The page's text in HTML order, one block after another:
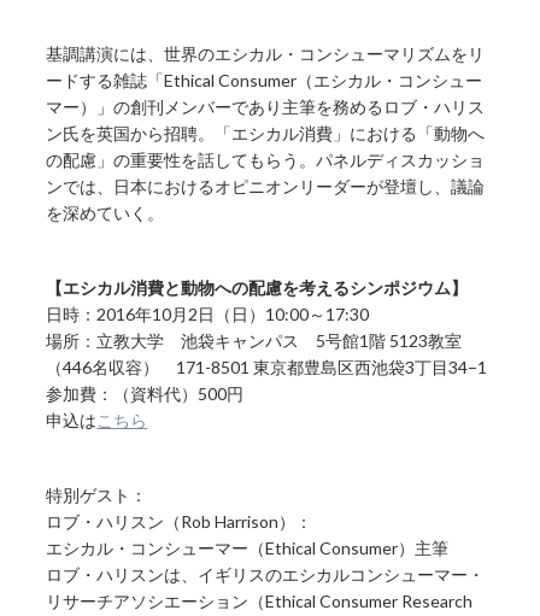
基調講演には、世界のエシカル・コンシューマリズムをリ
ードする雑誌「Ethical Consumer（エシカル・コンシュー
マー）」の創刊メンバーであり主筆を務めるロブ・ハリス
ン氏を英国から招聘。「エシカル消費」における「動物へ
の配慮」の重要性を話してもらう。パネルディスカッショ
ンでは、日本におけるオピニオンリーダーが登壇し、議論
を深めていく。
【エシカル消費と動物への配慮を考えるシンポジウム】
日時：2016年10月2日（日）10:00～17:30
場所：立教大学 池袋キャンパス 5号館1階 5123教室
（446名収容） 171-8501 東京都豊島区西池袋3丁目34−1
参加費：（資料代）500円
申込はこちら
特別ゲスト：
ロブ・ハリスン（Rob Harrison）：
エシカル・コンシューマー（Ethical Consumer）主筆
ロブ・ハリスンは、イギリスのエシカルコンシューマー・
リサーチアソシエーション（Ethical Consumer Research